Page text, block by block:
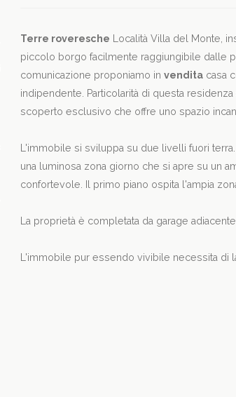
Terre roveresche Località Villa del Monte,
piccolo borgo facilmente raggiungibile dalle
comunicazione proponiamo invendita casa
indipendente. Particolarità di questa
scoperto esclusivo che offre uno spazio
L'immobile si sviluppa su due livelli fuori
una luminosa zona giorno che si apre su un
confortevole. Il primo piano ospita l'ampia
La proprietà è completata da garage
L'immobile pur essendo vivibile necessita di